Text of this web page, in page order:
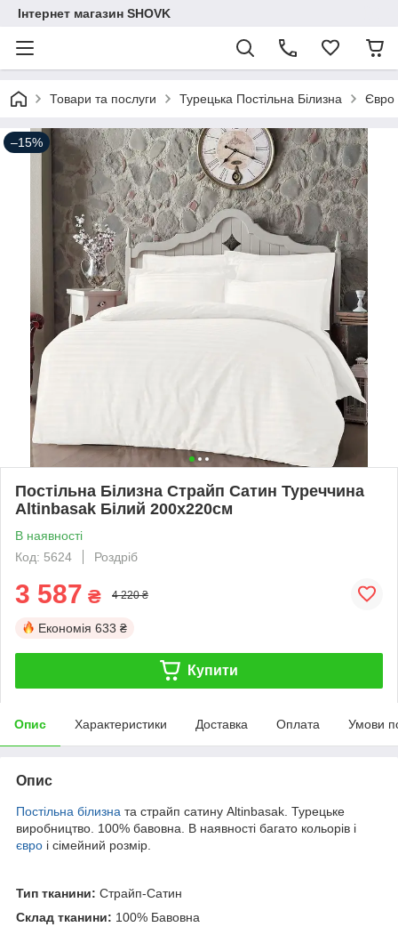
Інтернет магазин SHOVK
Товари та послуги Турецька Постільна Білизна Євро
–15%
Постільна Білизна Страйп Сатин Туреччина
Altinbasak Білий 200х220см
В наявності
Код: 5624
Роздріб
3 587 ₴ 4 220 ₴
Економія 633 ₴
Купити
Опис Характеристики Доставка Оплата Умови
Опис
Постільна білизна та страйп сатину Altinbasak. Турецьке
виробництво. 100% бавовна. В наявності багато кольорів і
євро і сімейний розмір.
Тип тканини: Страйп-Сатин
Склад тканини: 100% Бавовна